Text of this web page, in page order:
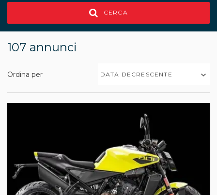
CERCA
107 annunci
Ordina per DATA DECRESCENTE